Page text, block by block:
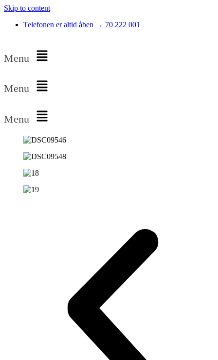
Skip to content
Telefonen er altid åben → 70 222 001
Menu
Menu
Menu